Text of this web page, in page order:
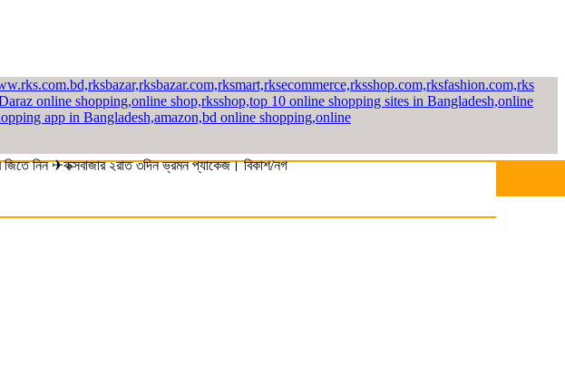
✈কক্সবাজার ২রাত ৩দিন ভ্রমন প্যাকেজ। বিকাশ/নগদ/রকেট-এ সম্পূর্ণ পে করলেই পাচ্ছেন ১০% ছাড়। বিস্তারিত